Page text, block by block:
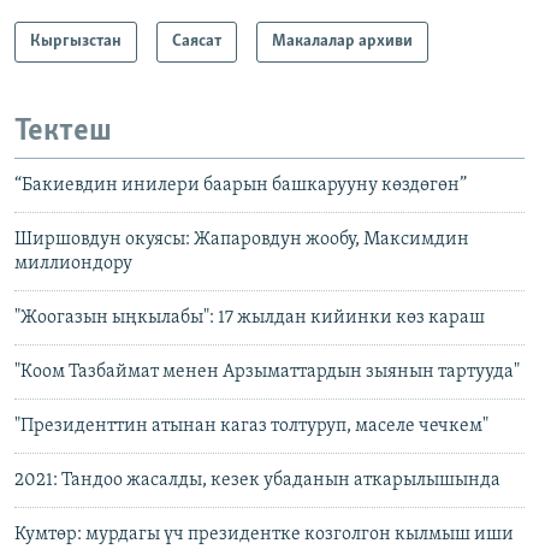
Кыргызстан Саясат Макалалар архиви
Тектеш
“Бакиевдин инилери баарын башкарууну көздөгөн”
Ширшовдун окуясы: Жапаровдун жообу, Максимдин
миллиондору
"Жоогазын ыңкылабы": 17 жылдан кийинки көз караш
"Коом Тазбаймат менен Арзыматтардын зыянын тартууда"
"Президенттин атынан кагаз толтуруп, маселе чечкем"
2021: Тандоо жасалды, кезек убаданын аткарылышында
Кумтөр: мурдагы үч президентке козголгон кылмыш иши